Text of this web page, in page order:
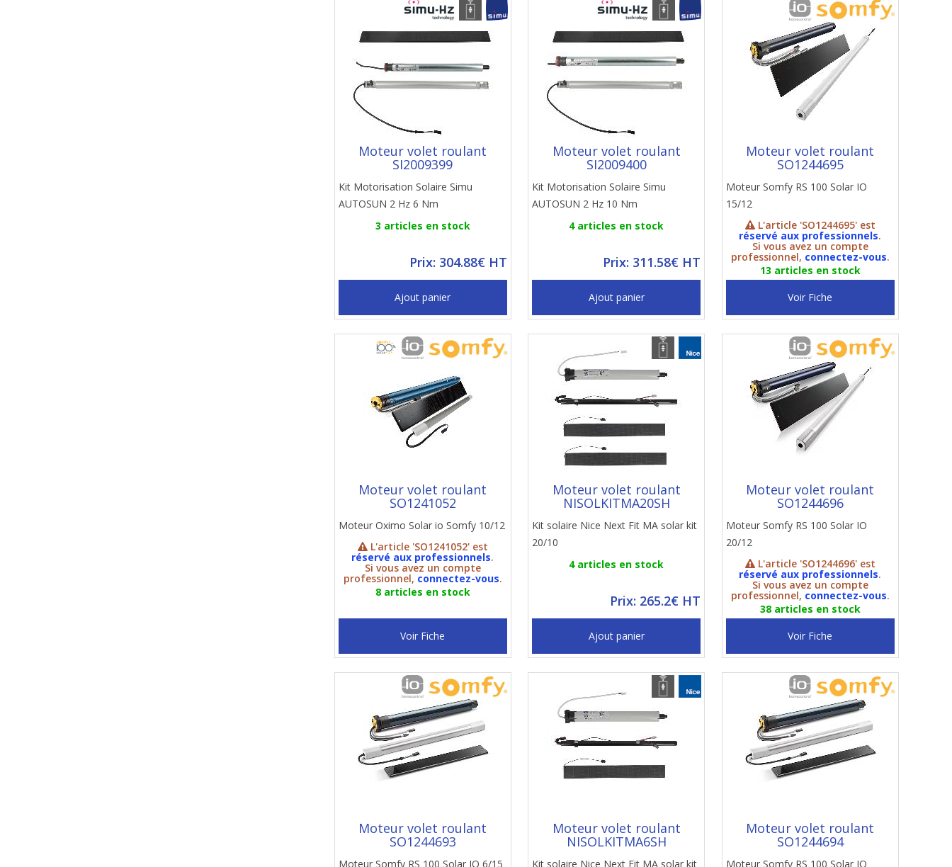
Moteur volet roulant
SI2009399
Kit Motorisation Solaire Simu
AUTOSUN 2 Hz 6 Nm
3 articles en stock
Prix: 304.88€ HT
Ajout panier
Moteur volet roulant
SI2009400
Kit Motorisation Solaire Simu
AUTOSUN 2 Hz 10 Nm
4 articles en stock
Prix: 311.58€ HT
Ajout panier
Moteur volet roulant
SO1244695
Moteur Somfy RS 100 Solar IO
15/12
L'article 'SO1244695' est
réservé aux professionnels.
Si vous avez un compte
professionnel, connectez-vous.
13 articles en stock
Voir Fiche
Moteur volet roulant
SO1241052
Moteur Oximo Solar io Somfy 10/12
L'article 'SO1241052' est
réservé aux professionnels.
Si vous avez un compte
professionnel, connectez-vous.
8 articles en stock
Voir Fiche
Moteur volet roulant
NISOLKITMA20SH
Kit solaire Nice Next Fit MA solar kit
20/10
4 articles en stock
Prix: 265.2€ HT
Ajout panier
Moteur volet roulant
SO1244696
Moteur Somfy RS 100 Solar IO
20/12
L'article 'SO1244696' est
réservé aux professionnels.
Si vous avez un compte
professionnel, connectez-vous.
38 articles en stock
Voir Fiche
Moteur volet roulant
SO1244693
Moteur Somfy RS 100 Solar IO 6/15
Moteur volet roulant
NISOLKITMA6SH
Kit solaire Nice Next Fit MA solar kit
Moteur volet roulant
SO1244694
Moteur Somfy RS 100 Solar IO